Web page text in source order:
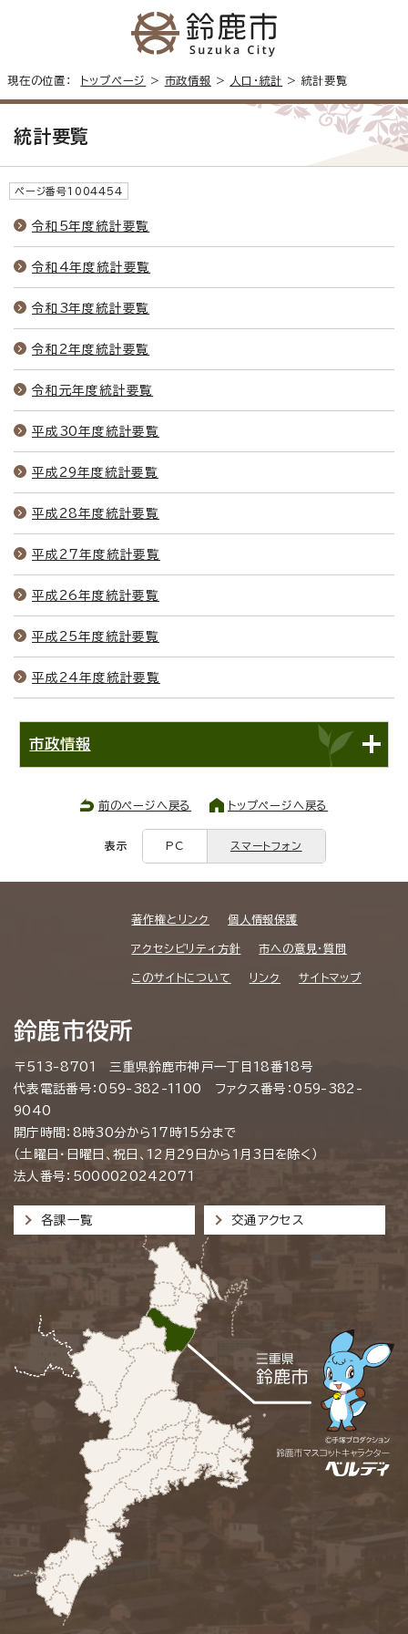
現在の位置： トップページ > 市政情報 > 人口・統計 > 統計要覧
統計要覧
ページ番号1004454
令和5年度統計要覧
令和4年度統計要覧
令和3年度統計要覧
令和2年度統計要覧
令和元年度統計要覧
平成30年度統計要覧
平成29年度統計要覧
平成28年度統計要覧
平成27年度統計要覧
平成26年度統計要覧
平成25年度統計要覧
平成24年度統計要覧
市政情報
前のページへ戻る トップページへ戻る
表示 PC スマートフォン
著作権とリンク 個人情報保護
アクセシビリティ方針 市への意見・質問
このサイトについて リンク サイトマップ
鈴鹿市役所
〒513-8701 三重県鈴鹿市神戸一丁目18番18号
代表電話番号：059-382-1100 ファクス番号：059-382-
9040
開庁時間：8時30分から17時15分まで
（土曜日・日曜日、祝日、12月29日から1月3日を除く）
法人番号：5000020242071
各課一覧 交通アクセス